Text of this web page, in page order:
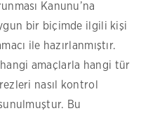
Kanunu’na
bir biçimde ilgili kişi
ile hazırlanmıştır.
amaçlarla hangi tür
nasıl kontrol
Bu